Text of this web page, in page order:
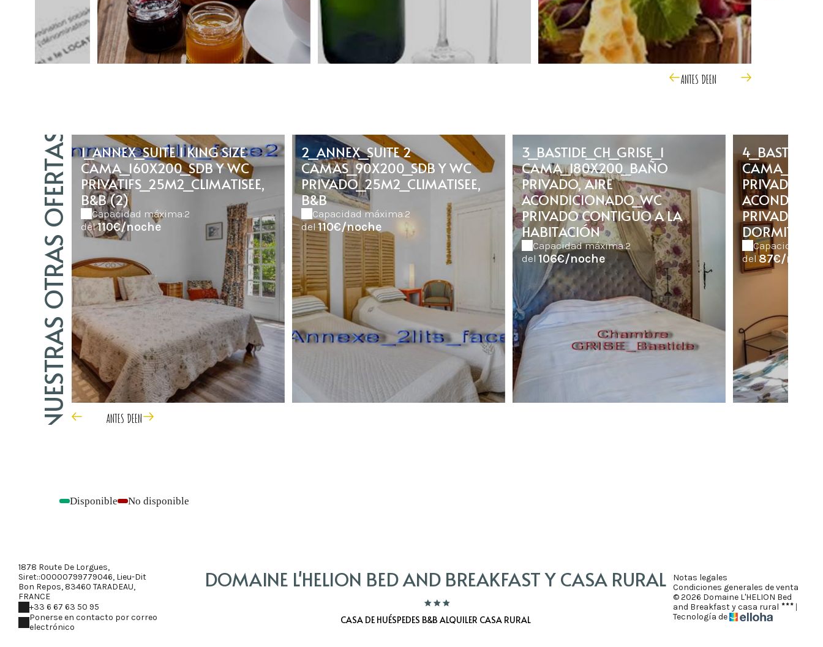
ANTES DEEN
NUESTRAS OTRAS OFERTAS
1_ANNEX_SUITE 1 KING SIZE
CAMA_160X200_SDB Y WC
PRIVATIFS_25M2_CLIMATISEE,
B&B (2)
Capacidad máxima:2
del110€/noche
2_ANNEX_SUITE 2
CAMAS_90X200_SDB Y WC
PRIVADO_25M2_CLIMATISEE,
B&B
Capacidad máxima:2
del110€/noche
3_BASTIDE_CH_GRISE_1
CAMA_180X200_BAÑO
PRIVADO, AIRE
ACONDICIONADO_WC
PRIVADO CONTIGUO A LA
HABITACIÓN
Capacidad máxima:2
del 106€/noche
PRIVADO
PRIVADO
Capacidad
del 87€/noche
ANTES DEEN
- Disponible - No disponible
1878 Route De Lorgues,
Siret::00000799779046, Lieu-Dit
Bon Repos, 83460 TARADEAU,
FRANCE
+33 6 67 63 50 95
Ponerse en contacto por correo
electrónico
DOMAINE L'HELION BED AND BREAKFAST Y CASA RURAL
CASA DE HUÉSPEDES B&B ALQUILER CASA RURAL
Notas legales
Condiciones generales de venta
© 2026 Domaine L'HELION Bed
and Breakfast y casa rural
|
Tecnología de